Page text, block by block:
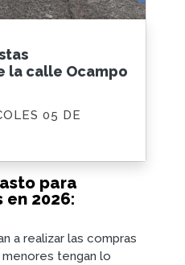
para
en 2026:
a realizar las compras
tengan lo
la calle Ocampo
05 DE